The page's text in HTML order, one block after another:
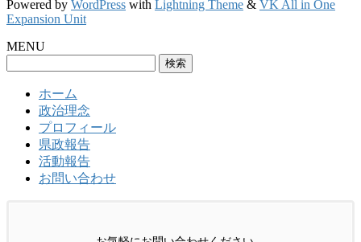
Powered by WordPress with Lightning Theme & VK All in One
Expansion Unit
MENU
ホーム
政治理念
プロフィール
県政報告
活動報告
お問い合わせ